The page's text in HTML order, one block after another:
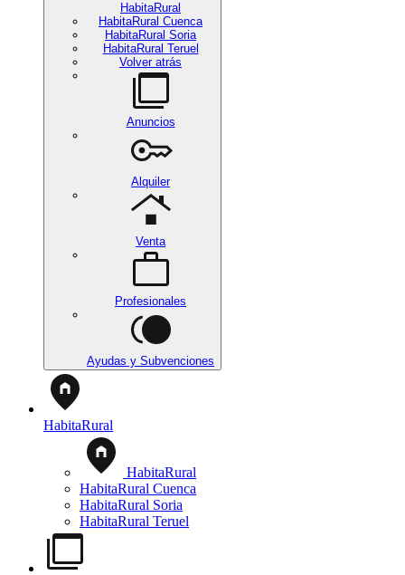
HabitaRural
HabitaRural Cuenca
HabitaRural Soria
HabitaRural Teruel
Volver atrás
Anuncios
Alquiler
Venta
Profesionales
Ayudas y Subvenciones
HabitaRural
HabitaRural
HabitaRural Cuenca
HabitaRural Soria
HabitaRural Teruel